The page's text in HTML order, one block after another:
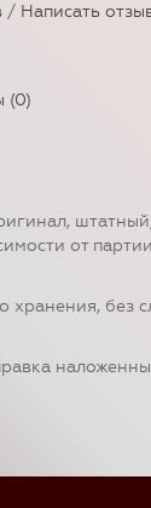
/ Написать
(0)
от
хранения, без